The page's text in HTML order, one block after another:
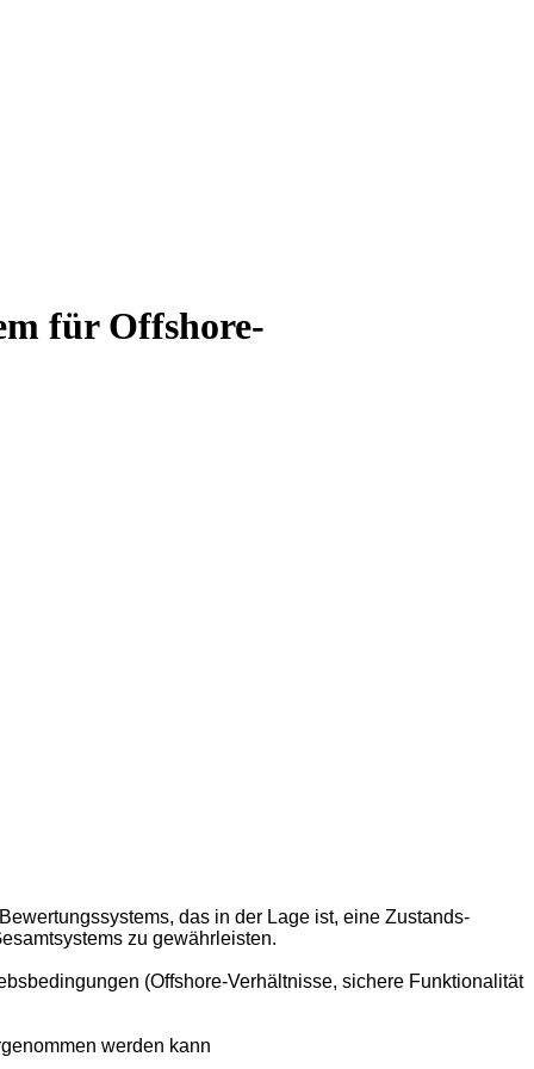
für Offshore-
das in der Lage ist, eine Zustands-
zu gewährleisten.
(Offshore-Verhältnisse, sichere Funktionalität
werden kann